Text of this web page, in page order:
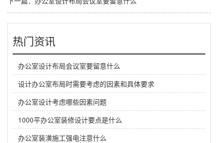
热门资讯
办公室设计布局会议室要留意什么
设计办公室布局时需要考虑的因素和具体要求
办公室设计考虑哪些因素问题
1000平办公室装修设计要点是什么
办公室装潢施工强电注意什么